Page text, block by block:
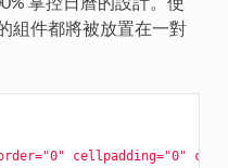
組件都將被放置在一對
cellpadding="0"